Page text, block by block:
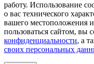
работу. Использование
о вас технического
вашего местоположения
пользоваться сайтом, вы
конфиденциальности, а
своих персональных